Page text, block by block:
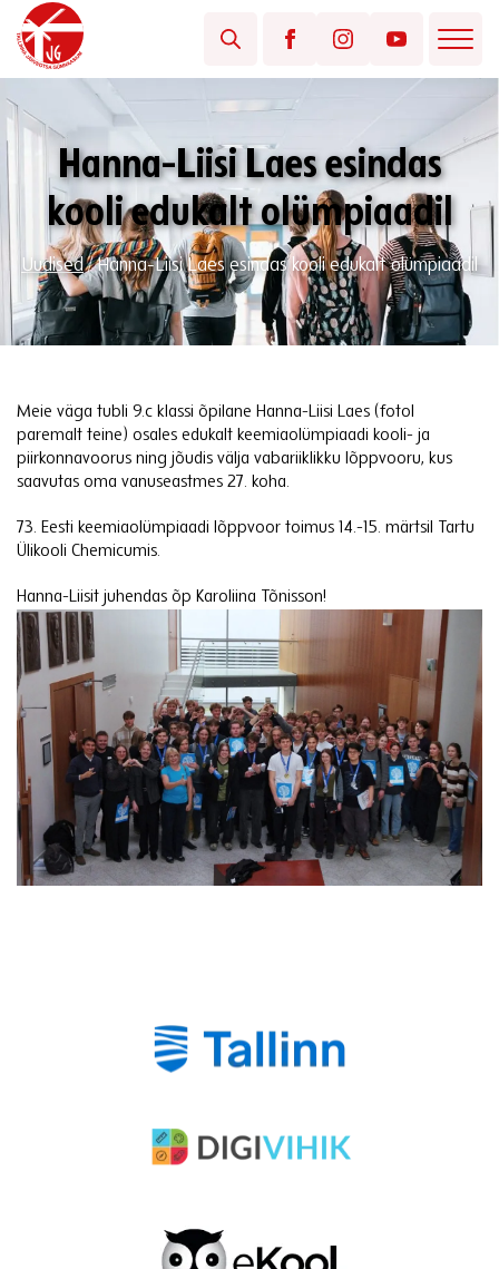
Hanna-Liisi Laes esindas
kooli edukalt olümpiaadil
Uudised/Hanna-Liisi Laes esindas kooli edukalt olümpiaadil
Meie väga tubli 9.c klassi õpilane Hanna-Liisi Laes (fotol
paremalt teine) osales edukalt keemiaolümpiaadi kooli- ja
piirkonnavoorus ning jõudis välja vabariiklikku lõppvooru, kus
saavutas oma vanuseastmes 27. koha.
73. Eesti keemiaolümpiaadi lõppvoor toimus 14.-15. märtsil Tartu
Ülikooli Chemicumis.
Hanna-Liisit juhendas õp Karoliina Tõnisson!